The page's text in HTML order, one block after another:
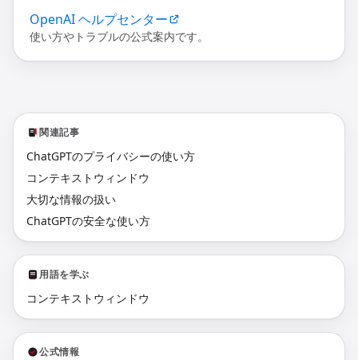
OpenAI ヘルプセンター
使い方やトラブルの公式案内です。
関連記事
ChatGPTのプライバシーの使い方
コンテキストウィンドウ
大切な情報の扱い
ChatGPTの安全な使い方
用語を学ぶ
コンテキストウィンドウ
公式情報